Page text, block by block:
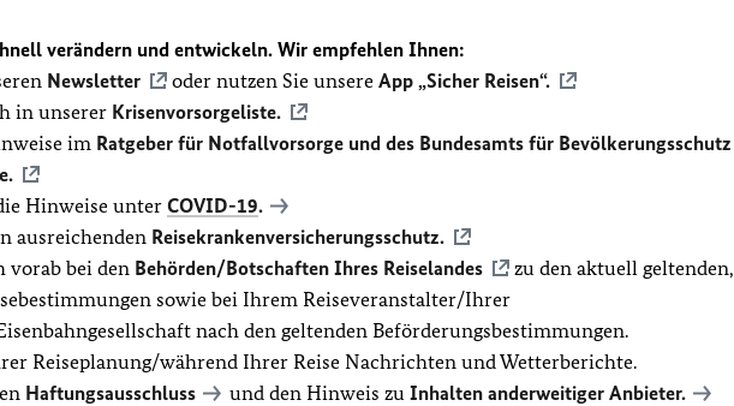
verändern und entwickeln. Wir empfehlen Ihnen:
Newsletter oder nutzen Sie unsere App „Sicher Reisen“.
in unserer Krisenvorsorgeliste.
im Ratgeber für Notfallvorsorge und des Bundesamts für Bevölkerungsschutz
Hinweise unter COVID-19.
ausreichenden Reisekrankenversicherungsschutz.
vorab bei den Behörden/Botschaften Ihres Reiselandes
zu den aktuell geltenden,
sowie bei Ihrem Reiseveranstalter/Ihrer
nach den geltenden Beförderungsbestimmungen.
Reiseplanung/während Ihrer Reise Nachrichten und Wetterberichte.
Haftungsausschluss und den Hinweis zu Inhalten anderweitiger Anbieter.